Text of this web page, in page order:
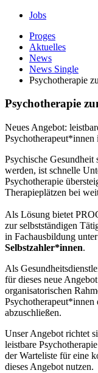
Jobs
Proges
Aktuelles
News
News Single
Psychotherapie
Psychotherapie
Neues Angebot:
Psychische
werden, ist schnelle
Psychotherapie
Therapieplätzen bei
Als Lösung bietet
zur selbstständigen
in Fachausbildung
Selbstzahler*innen.
Als
für dieses neue
organisatorischen
abzuschließen.
Unser Angebot richtet
leistbare
der Warteliste für eine
dieses Angebot nutzen.